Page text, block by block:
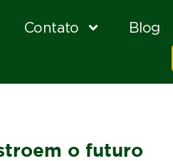
Contato Blog
o futuro